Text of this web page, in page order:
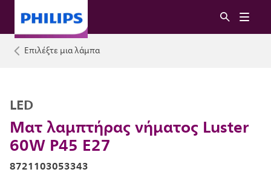
Επιλέξτε μια λάμπα
Ματ λαμπτήρας νήματος Luster
60W P45 E27
LED
8721103053343